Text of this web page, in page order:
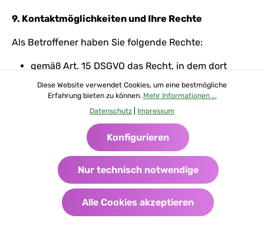
9. Kontaktmöglichkeiten und Ihre Rechte
Als Betroffener haben Sie folgende Rechte:
gemäß Art. 15 DSGVO das Recht, in dem dort
bezeichneten Umfang Auskunft über Ihre von uns
verarbeiteten personenbezogenen Daten zu
gemäß Art. 16 DSGVO das Recht, unverzüglich die
Berichtigung unrichtiger oder Vervollständigung
Ihrer bei uns gespeicherten personenbezogenen
Daten zu verlangen;
gemäß Art. 17 DSGVO das Recht, die Löschung
Ihrer bei uns gespeicherten personenbezogenen
Daten zu verlangen, soweit nicht die weitere
Diese Website verwendet Cookies, um eine bestmögliche
Erfahrung bieten zu können. Mehr Informationen ...
Datenschutz
Impressum
Nur technisch notwendige
Konfigurieren
Alle Cookies akzeptieren